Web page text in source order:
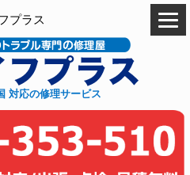
プラス
対応の修理サービス